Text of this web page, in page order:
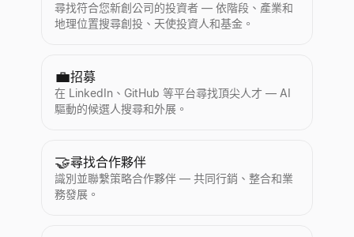
尋找符合您新創公司的投資者 — 依階段、產業和
地理位置搜尋創投、天使投資人和基金。
💼招募
在 LinkedIn、GitHub 等平台尋找頂尖人才 — AI
驅動的候選人搜尋和外展。
🤝尋找合作夥伴
識別並聯繫策略合作夥伴 — 共同行銷、整合和業
務發展。